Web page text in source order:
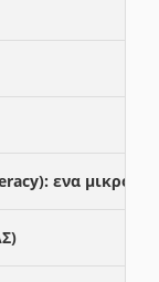
ενα μικρο